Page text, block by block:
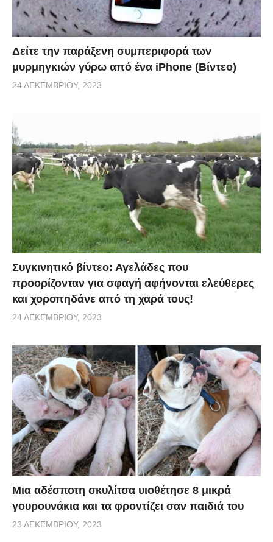
Δείτε την παράξενη συμπεριφορά των
μυρμηγκιών γύρω από ένα iPhone (Βίντεο)
24 ΔΕΚΕΜΒΡΊΟΥ, 2023
Συγκινητικό βίντεο: Αγελάδες που
προορίζονταν για σφαγή αφήνονται ελεύθερες
και χοροπηδάνε από τη χαρά τους!
24 ΔΕΚΕΜΒΡΊΟΥ, 2023
Μια αδέσποτη σκυλίτσα υιοθέτησε 8 μικρά
γουρουνάκια και τα φροντίζει σαν παιδιά του
23 ΔΕΚΕΜΒΡΊΟΥ, 2023